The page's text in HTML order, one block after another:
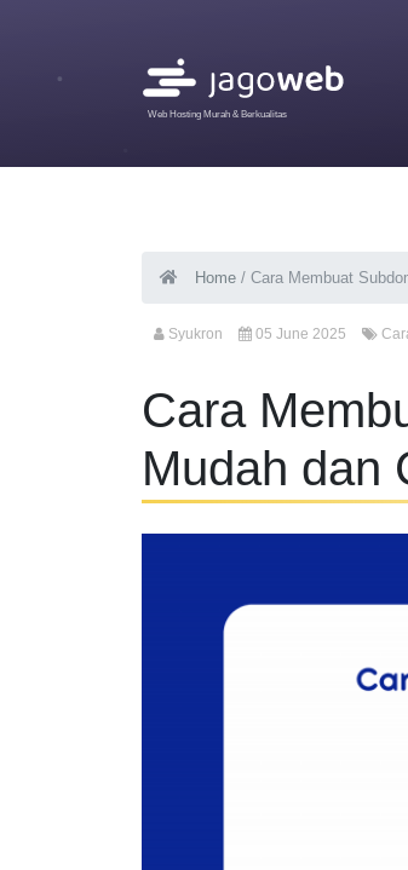
Web Hosting Murah & Berkualitas
Home / Cara Membuat
Syukron 05 June 2025
Cara
Mudah dan